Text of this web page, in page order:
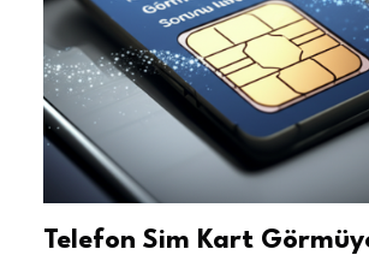
Telefon Sim Kart